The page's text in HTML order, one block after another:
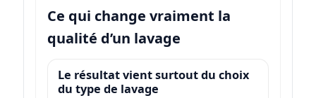
Ce qui change vraiment la
qualité d’un lavage
Le résultat vient surtout du choix
du type de lavage